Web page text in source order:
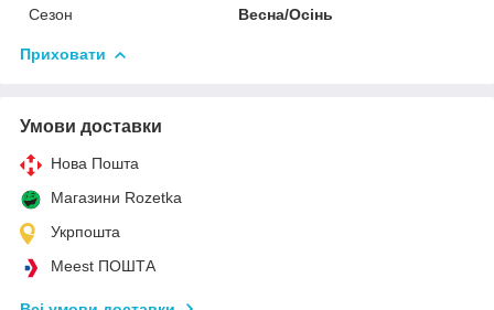
Сезон Весна/Осінь
Приховати
Умови доставки
Нова Пошта
Магазини Rozetka
Укрпошта
Meest ПОШТА